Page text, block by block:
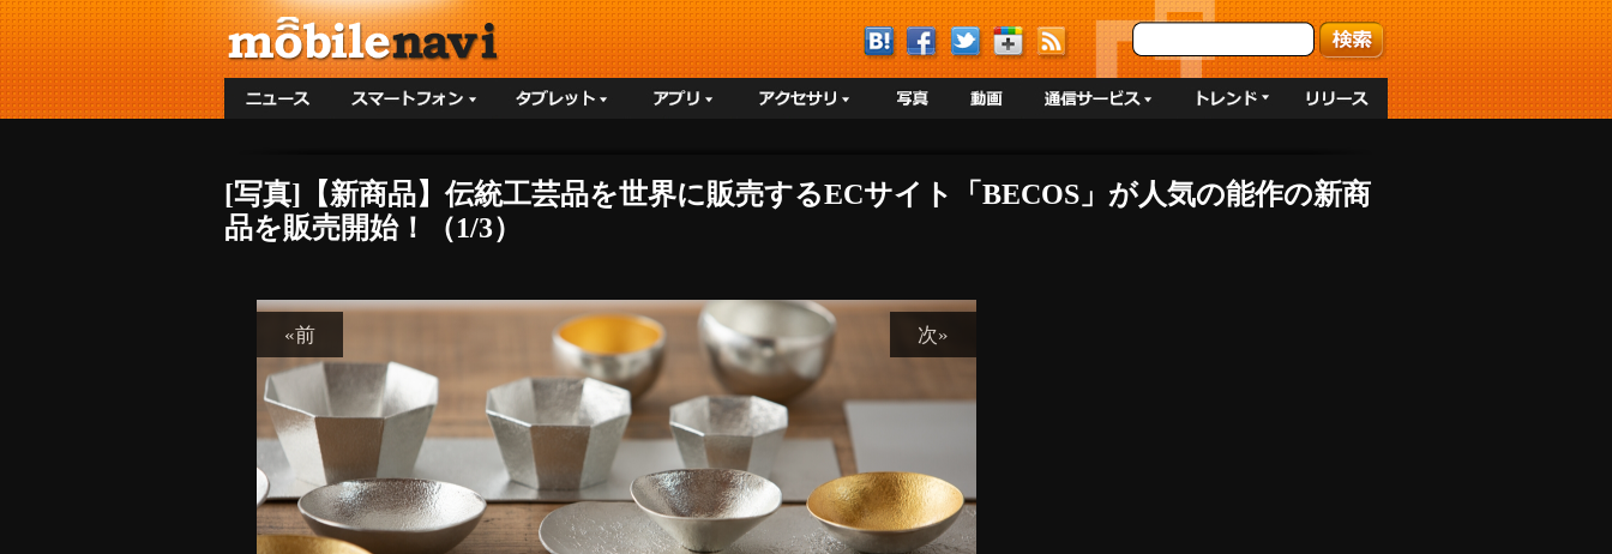
[写真]【新商品】伝統工芸品を世界に販売するECサイト「BECOS」が人気の能作の新商
品を販売開始！（1/3）
«前 次»